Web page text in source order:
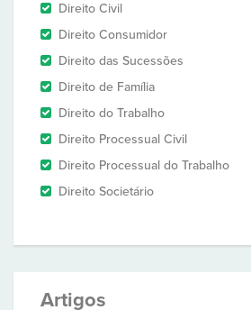
Direito Civil
Direito Consumidor
Direito das Sucessões
Direito de Família
Direito do Trabalho
Direito Processual Civil
Direito Processual do Trabalho
Direito Societário
Artigos